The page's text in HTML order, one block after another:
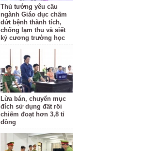
Thủ tướng yêu cầu
ngành Giáo dục chấm
dứt bệnh thành tích,
chống lạm thu và siết
kỷ cương trường học
Lừa bán, chuyển mục
đích sử dụng đất rồi
chiếm đoạt hơn 3,8 tỉ
đồng